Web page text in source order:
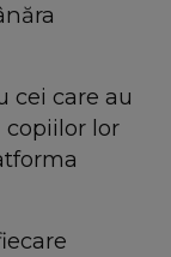
cei care au
copiilor lor